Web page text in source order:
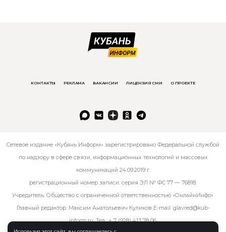
КОНТАКТЫ РЕКЛАМА ВАКАНСИИ ЛИЦЕНЗИЯ СМИ О ПРОЕКТЕ
Сетевое издание «Кубань Информ» зарегистрировано Федеральной службой
по надзору в сфере связи, информационных технологий и массовых
коммуникаций 24.09.2019 г.
регистрационный номер записи: серия ЭЛ № ФС 77 — 76818.
Учредитель: Общество с ограниченной ответственностью «ОнлайнИнфо».
Главный редактор: Максим Анатольевич Куликов E-mail: glavred@kub-
inform.ru. Тел.:+ 7 (928) 413 78 06.